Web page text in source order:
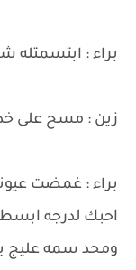
براء : ابتسمتله
زين : مسح على
براء : غمضت
احبك لدرجه ابسط
ومحد سمه عليج